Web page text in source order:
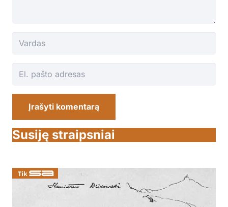
Įrašyti komentarą
Susiję straipsniai